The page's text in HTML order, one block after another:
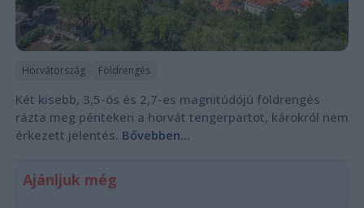
Horvátország Földrengés
Két kisebb, 3,5-ös és 2,7-es magnitúdójú földrengés
rázta meg pénteken a horvát tengerpartot, károkról nem
érkezett jelentés. Bővebben...
Ajánljuk még